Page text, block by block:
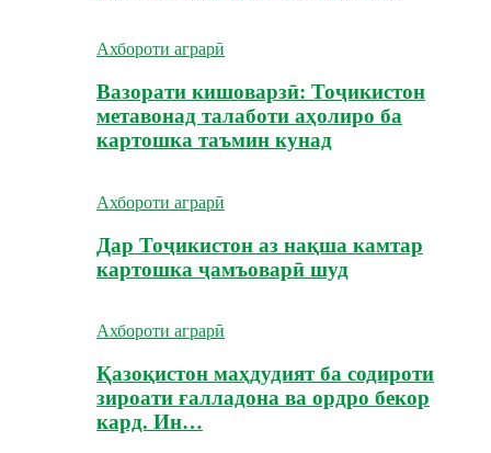
Ахбороти аграрӣ
Вазорати кишоварзӣ: Тоҷикистон
метавонад талаботи аҳолиро ба
картошка таъмин кунад
Ахбороти аграрӣ
Дар Тоҷикистон аз нақша камтар
картошка ҷамъоварӣ шуд
Ахбороти аграрӣ
Қазоқистон маҳдудият ба содироти
зироати ғалладона ва ордро бекор
кард. Ин…